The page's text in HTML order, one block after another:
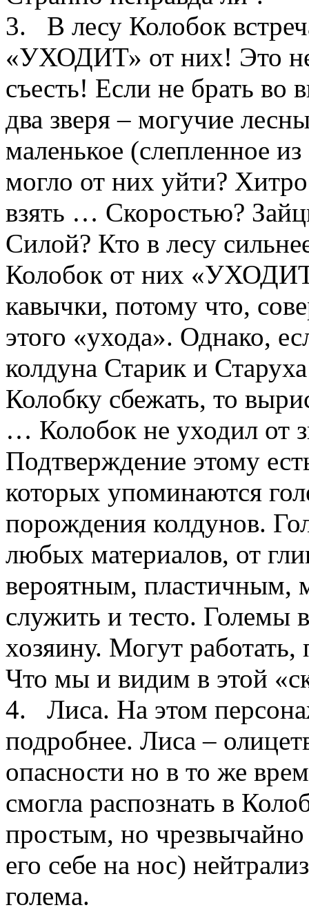
3. В лесу Колобок
«УХОДИТ» от них! Это не
съесть! Если не брать во
два зверя – могучие
маленькое (слепленное
могло от них уйти?
взять … Скоростью?
Силой? Кто в лесу
Колобок от них
кавычки, потому что,
этого «ухода». Однако,
колдуна Старик и
Колобку сбежать, то
… Колобок не уходил
Подтверждение этому
которых упоминаются
порождения колдунов.
любых материалов, от
вероятным, пластичным,
служить и тесто. Големы
хозяину. Могут работать,
Что мы и видим в этой
4. Лиса. На этом
подробнее. Лиса –
опасности но в то же
смогла распознать в
простым, но
его себе на нос)
голема.